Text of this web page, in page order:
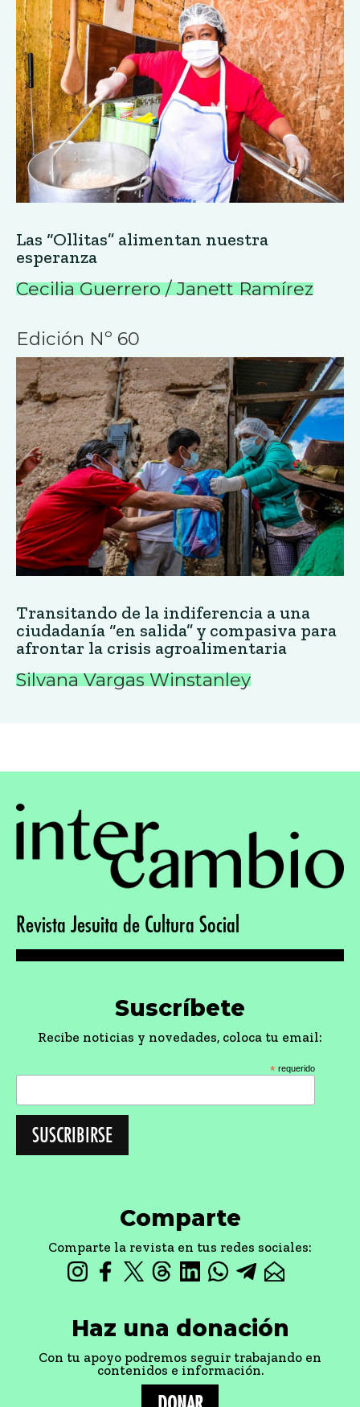
Las “Ollitas” alimentan nuestra
esperanza
Cecilia Guerrero / Janett Ramírez
Edición Nº 60
Transitando de la indiferencia a una
ciudadanía “en salida” y compasiva para
afrontar la crisis agroalimentaria
Silvana Vargas Winstanley
Revista Jesuita de Cultura Social
Suscríbete
Recibe noticias y novedades, coloca tu email:
* requerido
Comparte
Comparte la revista en tus redes sociales:
Haz una donación
Con tu apoyo podremos seguir trabajando en
contenidos e información.